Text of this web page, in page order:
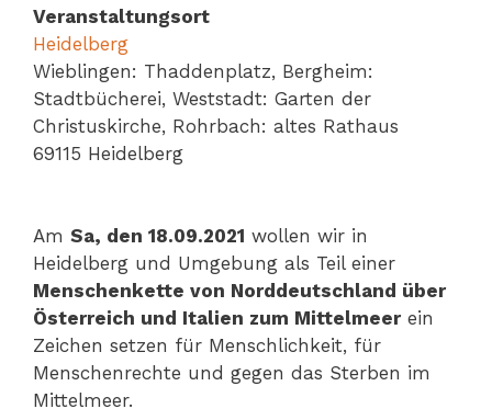
Veranstaltungsort
Heidelberg
Wieblingen: Thaddenplatz, Bergheim:
Stadtbücherei, Weststadt: Garten der
Christuskirche, Rohrbach: altes Rathaus
69115 Heidelberg
Am Sa, den 18.09.2021 wollen wir in
Heidelberg und Umgebung als Teil einer
Menschenkette von Norddeutschland über
Österreich und Italien zum Mittelmeerein
Zeichen setzen für Menschlichkeit, für
Menschenrechte und gegen das Sterben im
Mittelmeer.